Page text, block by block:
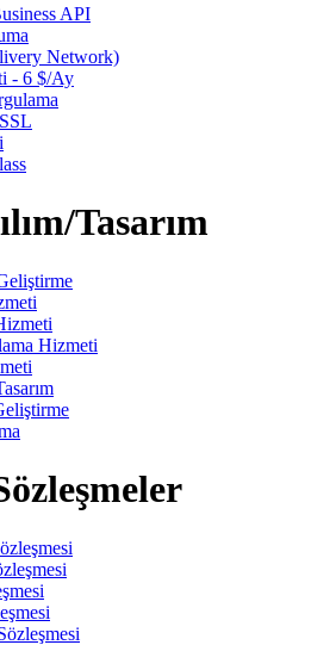
API
Network)
- 6 $/Ay
Tasarım
Hizmeti